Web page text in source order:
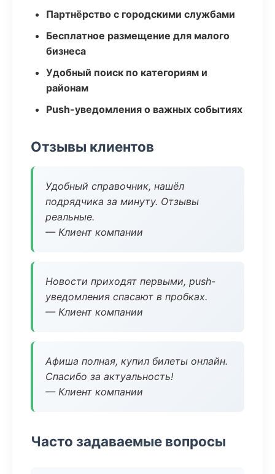
Партнёрство с городскими службами
Бесплатное размещение для малого
бизнеса
Удобный поиск по категориям и
районам
Push-уведомления о важных событиях
Отзывы клиентов
Удобный справочник, нашёл
подрядчика за минуту. Отзывы
реальные.
— Клиент компании
Новости приходят первыми, push-
уведомления спасают в пробках.
— Клиент компании
Афиша полная, купил билеты онлайн.
Спасибо за актуальность!
— Клиент компании
Часто задаваемые вопросы